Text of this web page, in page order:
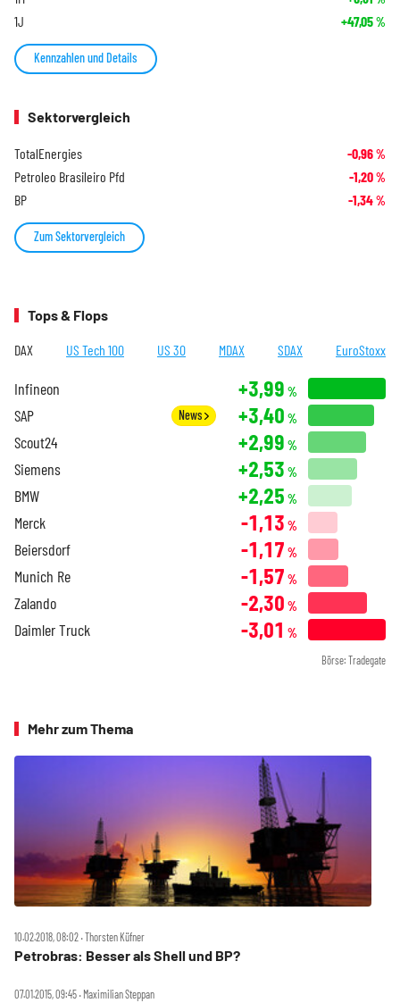
1J +47,05%
Kennzahlen und Details
Sektorvergleich
TotalEnergies -0,96%
Petroleo Brasileiro Pfd -1,20%
BP -1,34%
Zum Sektorvergleich
Tops & Flops
DAX US Tech 100 US 30 MDAX SDAX EuroStoxx
Infineon +3,99 %
SAP News +3,40 %
Scout24 +2,99 %
Siemens +2,53 %
BMW +2,25 %
Merck -1,13 %
Beiersdorf -1,17 %
Munich Re -1,57 %
Zalando -2,30 %
Daimler Truck -3,01 %
Börse: Tradegate
Mehr zum Thema
10.02.2018, 08:02 ‧ Thorsten Küfner
Petrobras: Besser als Shell und BP?
07.01.2015, 09:45 ‧ Maximilian Steppan